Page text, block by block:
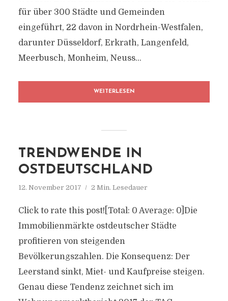
für über 300 Städte und Gemeinden
eingeführt, 22 davon in Nordrhein-Westfalen,
darunter Düsseldorf, Erkrath, Langenfeld,
Meerbusch, Monheim, Neuss...
WEITERLESEN
TRENDWENDE IN
OSTDEUTSCHLAND
12. November 2017 2 Min. Lesedauer
Click to rate this post![Total: 0 Average: 0]Die
Immobilienmärkte ostdeutscher Städte
profitieren von steigenden
Bevölkerungszahlen. Die Konsequenz: Der
Leerstand sinkt, Miet- und Kaufpreise steigen.
Genau diese Tendenz zeichnet sich im